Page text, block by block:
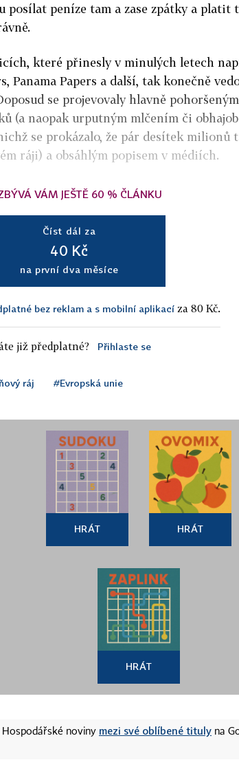
posílat peníze tam a zase zpátky a platit
které přinesly v minulých letech
Panama Papers a další, tak konečně
se projevovaly hlavně
(a naopak urputným mlčením či
se prokázalo, že pár desítek milionů
ráji) a obsáhlým popisem v médiích.
VÁM JEŠTĚ 60 % ČLÁNKU
Číst dál za
40 Kč
na první dva měsíce
bez reklam a s mobilní aplikací za 80 Kč.
již předplatné? Přihlaste se
ráj #Evropská unie
HRÁT HRÁT
HRÁT
Hospodářské noviny mezi své oblíbené tituly na